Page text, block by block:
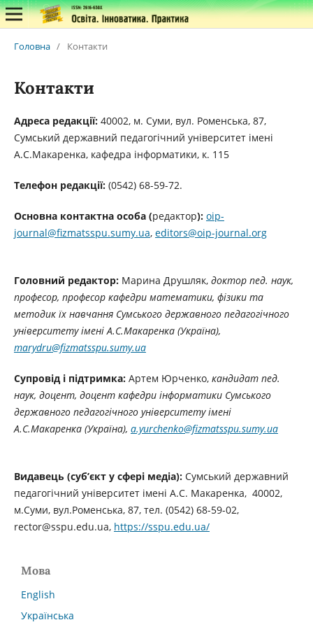
Головна / Контакти
Контакти
Адреса редакції:40002, м. Суми, вул. Роменська, 87,
Сумський державний педагогічний університет імені
А.С.Макаренка, кафедра інформатики, к. 115
Телефон редакції:(0542) 68-59-72.
Основна контактна особа (редактор): oip-
journal@fizmatsspu.sumy.ua, editors@oip-journal.org
Головний редактор:Марина Друшляк, доктор пед. наук,
професор, професор кафедри математики, фізики та
методик їх навчання Сумського державного педагогічного
університету імені А.С.Макаренка (Україна),
marydru@fizmatsspu.sumy.ua
Супровід і підтримка:Артем Юрченко, кандидат пед.
наук, доцент, доцент кафедри інформатики Сумського
державного педагогічного університету імені
А.С.Макаренка (Україна), a.yurchenko@fizmatsspu.sumy.ua
Видавець (суб’єкт у сфері медіа):Сумський державний
педагогічний університет імені А.С. Макаренка, 40002,
м.Суми, вул.Роменська, 87, тел. (0542) 68-59-02,
rector@sspu.edu.ua, https://sspu.edu.ua/
Мова
English
Українська